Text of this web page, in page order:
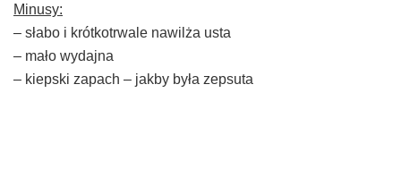
Minusy:
– słabo i krótkotrwale nawilża usta
– mało wydajna
– kiepski zapach – jakby była zepsuta